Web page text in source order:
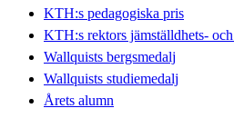
KTH:s pedagogiska pris
KTH:s rektors jämställdhets-
Wallquists bergsmedalj
Wallquists studiemedalj
Årets alumn